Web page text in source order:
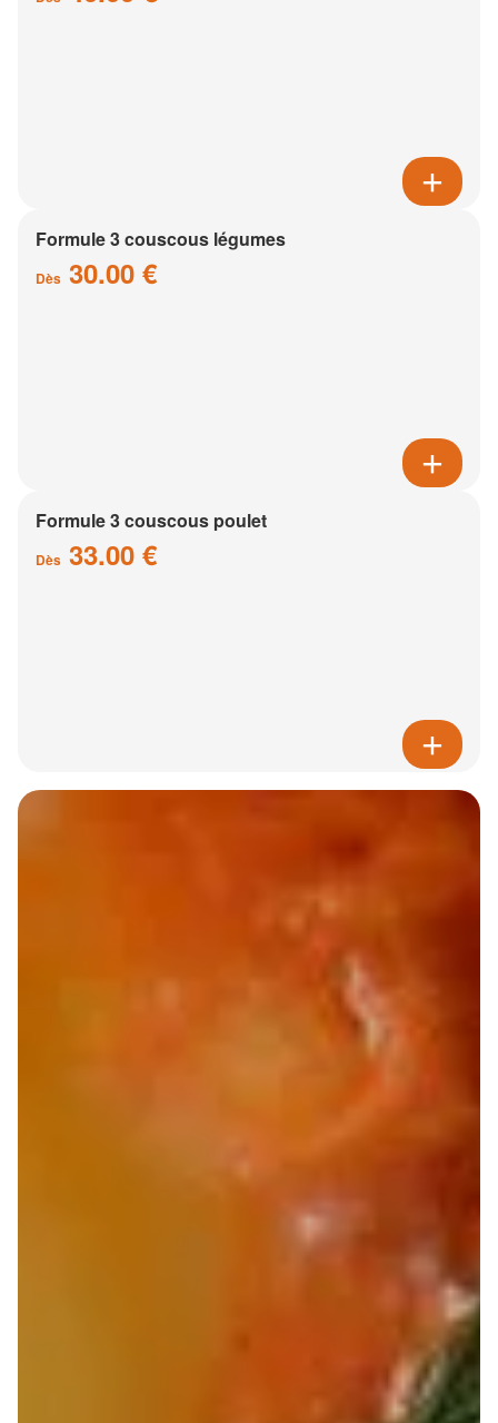
Formule 3 couscous légumes
Dès 30.00 €
Formule 3 couscous poulet
Dès 33.00 €